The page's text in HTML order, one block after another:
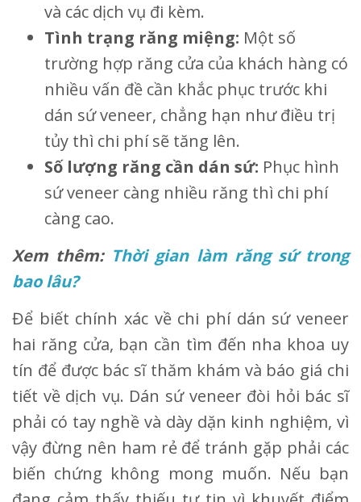
và các dịch vụ đi kèm.
Tình trạng răng miệng: Một số
trường hợp răng cửa của khách hàng có
nhiều vấn đề cần khắc phục trước khi
dán sứ veneer, chẳng hạn như điều trị
tủy thì chi phí sẽ tăng lên.
Số lượng răng cần dán sứ: Phục hình
sứ veneer càng nhiều răng thì chi phí
càng cao.
Xem thêm: Thời gian làm răng sứ trong
bao lâu?
Để biết chính xác về chi phí dán sứ veneer
hai răng cửa, bạn cần tìm đến nha khoa uy
tín để được bác sĩ thăm khám và báo giá chi
tiết về dịch vụ. Dán sứ veneer đòi hỏi bác sĩ
phải có tay nghề và dày dặn kinh nghiệm, vì
vậy đừng nên ham rẻ để tránh gặp phải các
biến chứng không mong muốn. Nếu bạn